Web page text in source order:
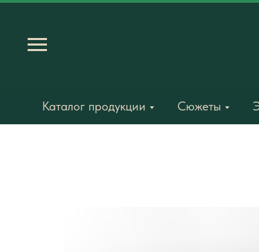
Каталог продукции Сюжеты